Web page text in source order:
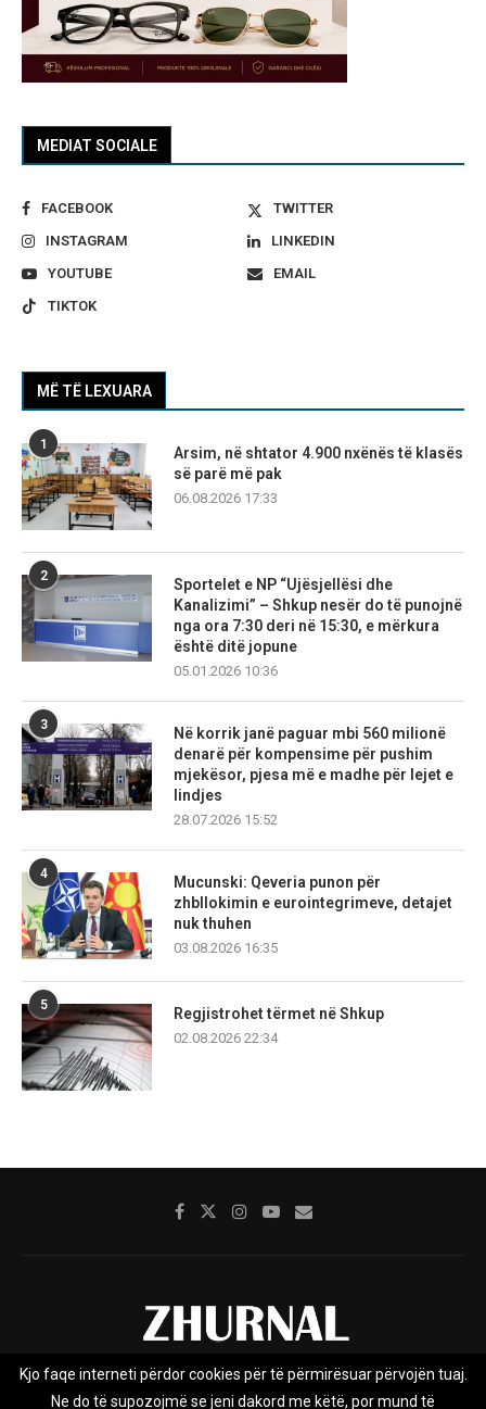
MEDIAT SOCIALE
FACEBOOK
TWITTER
INSTAGRAM
LINKEDIN
YOUTUBE
EMAIL
TIKTOK
MË TË LEXUARA
1
Arsim, në shtator 4.900 nxënës të klasës
së parë më pak
06.08.2026 17:33
2
Sportelet e NP “Ujësjellësi dhe
Kanalizimi” – Shkup nesër do të punojnë
nga ora 7:30 deri në 15:30, e mërkura
është ditë jopune
05.01.2026 10:36
3
Në korrik janë paguar mbi 560 milionë
denarë për kompensime për pushim
mjekësor, pjesa më e madhe për lejet e
lindjes
28.07.2026 15:52
4
Mucunski: Qeveria punon për
zhbllokimin e eurointegrimeve, detajet
nuk thuhen
03.08.2026 16:35
5
Regjistrohet tërmet në Shkup
02.08.2026 22:34
Rreth nesh Impresumi Marketing
Kjo faqe interneti përdor cookies për të përmirësuar përvojën tuaj.
Ne do të supozojmë se jeni dakord me këtë, por mund të